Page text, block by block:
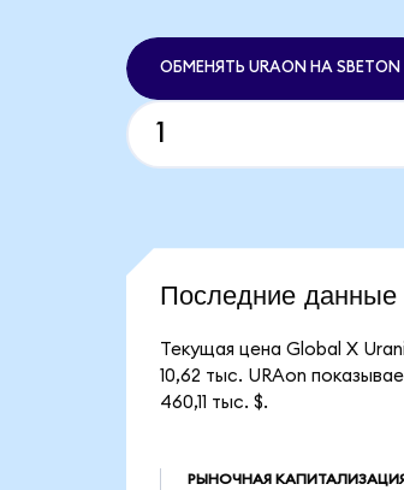
ОБМЕНЯТЬ URAON НА SBETON
Последние
Текущая цена Global X
10,62 тыс. URAon
460,11 тыс. $.
РЫНОЧНАЯ